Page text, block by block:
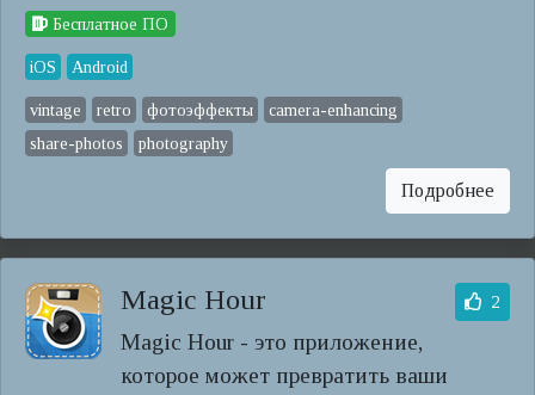
Бесплатное ПО
iOS Android
vintage retro фотоэффекты
camera-enhancing
share-photos
photography
Подробнее
Magic Hour
Magic Hour - это приложение,
которое может превратить ваши
2